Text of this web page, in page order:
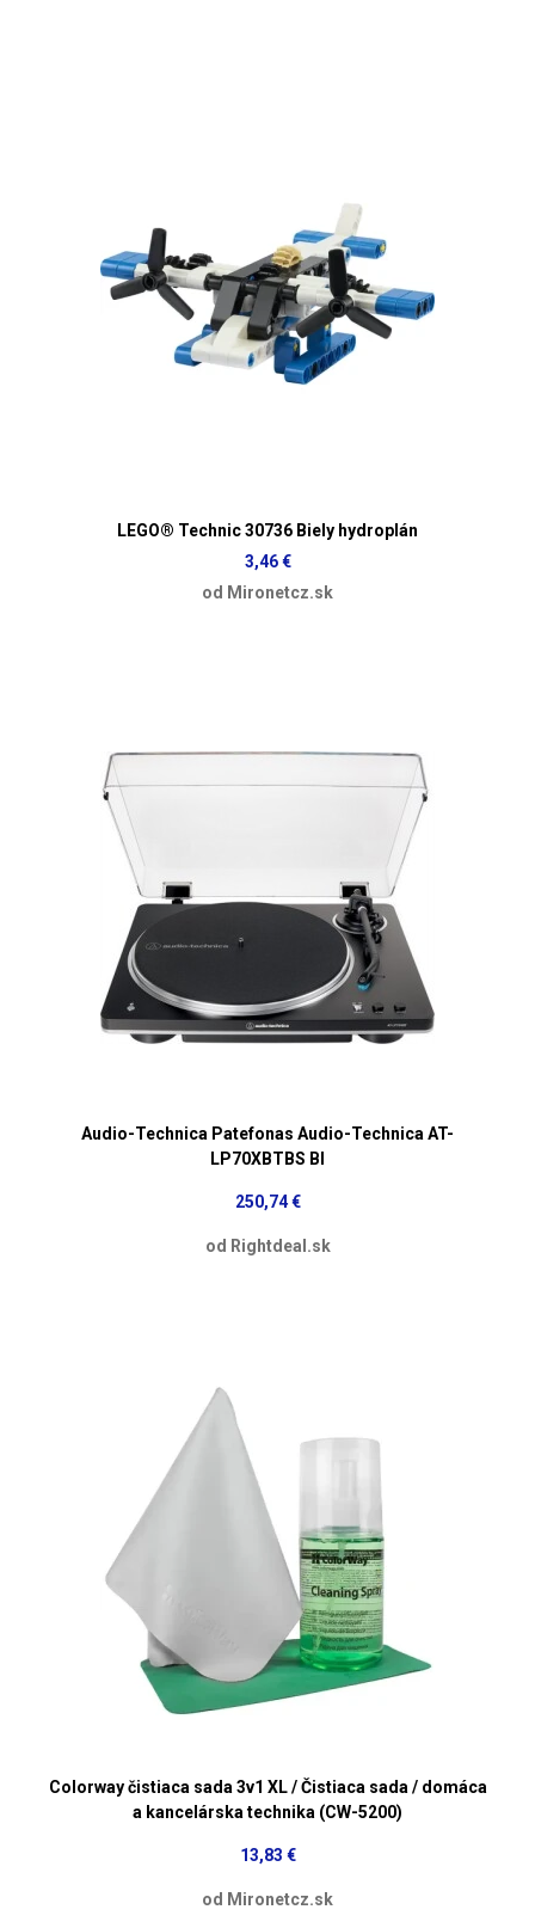
LEGO® Technic 30736 Biely hydroplán
3,46 €
od Mironetcz.sk
Audio-Technica Patefonas Audio-Technica AT-
LP70XBTBS Bl
250,74 €
od Rightdeal.sk
Colorway čistiaca sada 3v1 XL / Čistiaca sada / domáca
a kancelárska technika (CW-5200)
13,83 €
od Mironetcz.sk